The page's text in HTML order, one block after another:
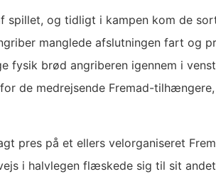
og tidligt i kampen kom de
manglede afslutningen fart og
fysik brød angriberen igennem i
medrejsende Fremad-
pres på et ellers velorganiseret
i halvlegen flæskede sig til sit